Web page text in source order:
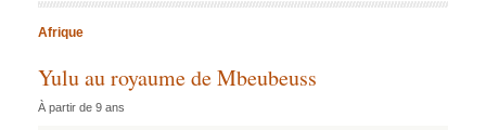
Afrique
Yulu au royaume de Mbeubeuss
À partir de 9 ans